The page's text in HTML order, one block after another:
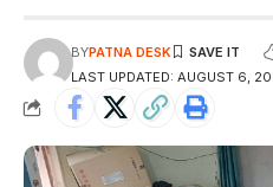
LAST UPDATED: AUGUST 6,
BYPATNA DESK